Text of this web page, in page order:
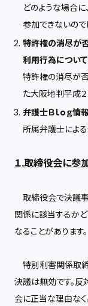
どのような場合
参加できないので
特許権の消尽が
利用行為について
特許権の消尽が
た大阪地判平成２
弁護士Ｂｌｏｇ情
所属弁護士による
１.取締役会に参
取締役会で決議
関係に該当するか
なることがあります。
特別利害関係取締
決議は無効です。反
会に正当な理由な